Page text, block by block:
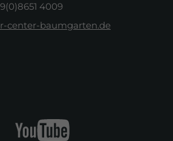
4009
center-baumgarten.de